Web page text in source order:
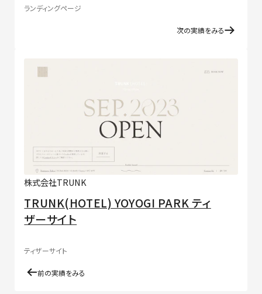
株式会社TRUNK
TRUNK(HOTEL) YOYOGI PARK ティ
ザーサイト
ティザーサイト
前の実績をみる
ランディングページ
次の実績をみる